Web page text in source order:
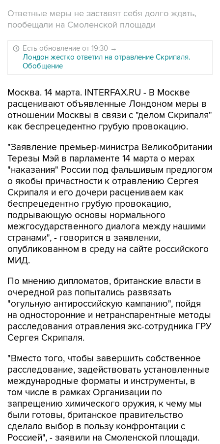
Ответные меры не заставят себя долго ждать,
пообещали на Смоленской площади
Есть обновление от 19:30 →
Лондон жестко ответил на отравление Скрипаля.
Обобщение
Москва. 14 марта. INTERFAX.RU - В Москве
расценивают объявленные Лондоном меры в
отношении Москвы в связи с "делом Скрипаля"
как беспрецедентно грубую провокацию.
"Заявление премьер-министра Великобритании
Терезы Мэй в парламенте 14 марта о мерах
"наказания" России под фальшивым предлогом
о якобы причастности к отравлению Сергея
Скрипаля и его дочери расцениваем как
беспрецедентно грубую провокацию,
подрывающую основы нормального
межгосударственного диалога между нашими
странами", - говорится в заявлении,
опубликованном в среду на сайте российского
МИД.
По мнению дипломатов, британские власти в
очередной раз попытались развязать
"огульную антироссийскую кампанию", пойдя
на односторонние и нетранспарентные методы
расследования отравления экс-сотрудника ГРУ
Сергея Скрипаля.
"Вместо того, чтобы завершить собственное
расследование, задействовать установленные
международные форматы и инструменты, в
том числе в рамках Организации по
запрещению химического оружия, к чему мы
были готовы, британское правительство
сделало выбор в пользу конфронтации с
Россией", - заявили на Смоленской площади.